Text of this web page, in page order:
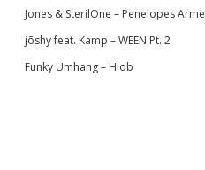
Jones & SterilOne – Penelopes Arme
jōshy feat. Kamp – WEEN Pt. 2
Funky Umhang – Hiob